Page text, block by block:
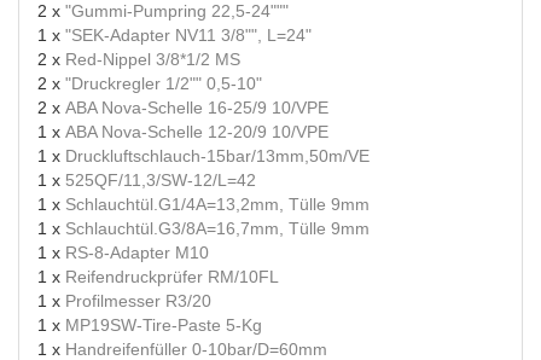
2 x "Gummi-Pumpring 22,5-24"""
1 x "SEK-Adapter NV11 3/8"", L=24"
2 x Red-Nippel 3/8*1/2 MS
2 x "Druckregler 1/2"" 0,5-10"
2 x ABA Nova-Schelle 16-25/9 10/VPE
1 x ABA Nova-Schelle 12-20/9 10/VPE
1 x Druckluftschlauch-15bar/13mm,50m/VE
1 x 525QF/11,3/SW-12/L=42
1 x Schlauchtül.G1/4A=13,2mm, Tülle 9mm
1 x Schlauchtül.G3/8A=16,7mm, Tülle 9mm
1 x RS-8-Adapter M10
1 x Reifendruckprüfer RM/10FL
1 x Profilmesser R3/20
1 x MP19SW-Tire-Paste 5-Kg
1 x Handreifenfüller 0-10bar/D=60mm